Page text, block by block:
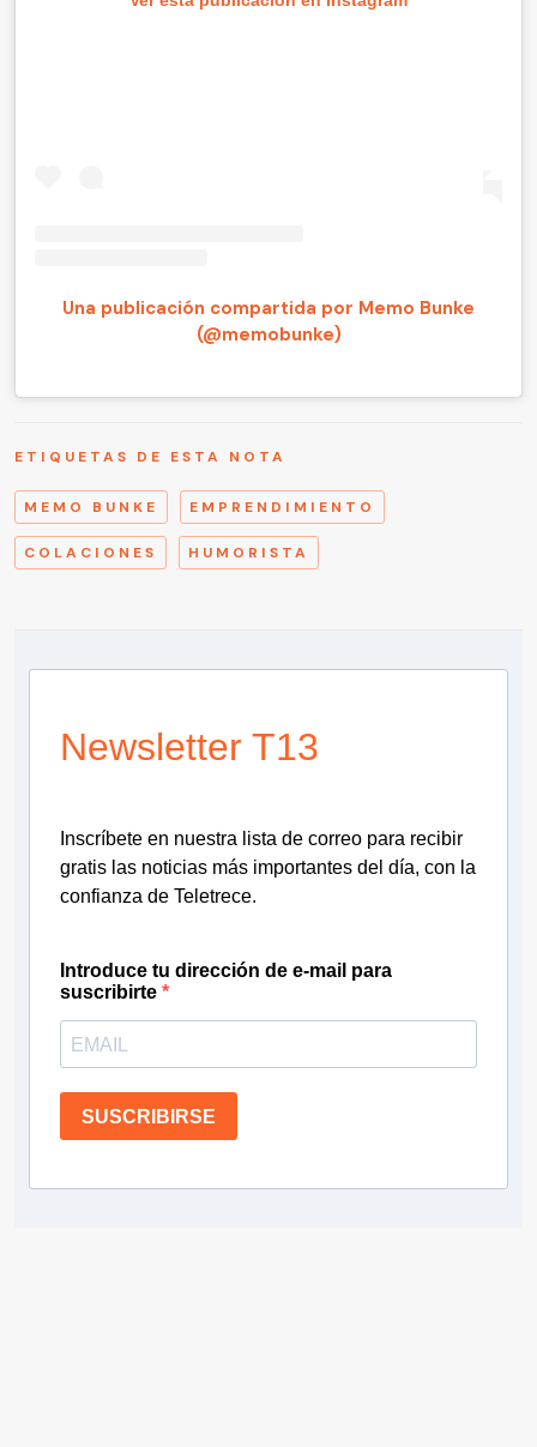
Una publicación compartida por Memo Bunke
(@memobunke)
ETIQUETAS DE ESTA NOTA
MEMO BUNKE EMPRENDIMIENTO
COLACIONES HUMORISTA
Newsletter T13
Inscríbete en nuestra lista de correo para recibir
gratis las noticias más importantes del día, con la
confianza de Teletrece.
Introduce tu dirección de e-mail para
suscribirte
SUSCRIBIRSE